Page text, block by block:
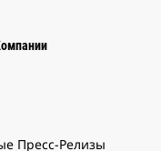
Пресс-Релизы